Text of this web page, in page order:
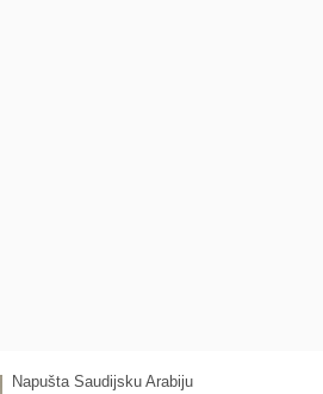
Napušta Saudijsku Arabiju